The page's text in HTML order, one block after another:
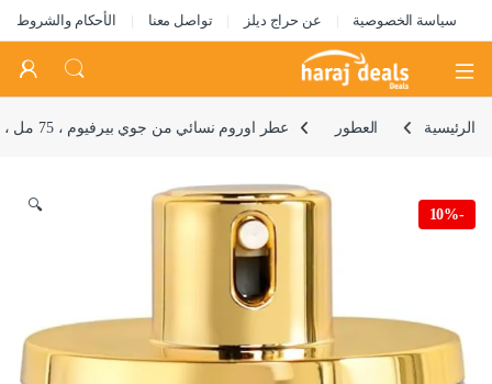
سياسة الخصوصية عن حراج ديلز تواصل معنا الأحكام والشروط
Open
الرئيسية العطور عطر اوروم نسائي من جوي بيرفيوم ، 75 مل ، اودي بارفان ، 048
-
10%
🔍